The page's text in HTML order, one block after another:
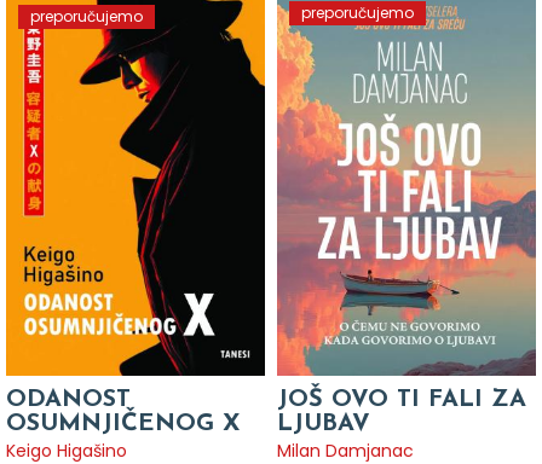
preporučujemo
ODANOST
OSUMNJIČENOG X
Keigo Higašino
preporučujemo
JOŠ OVO TI FALI ZA
LJUBAV
Milan Damjanac